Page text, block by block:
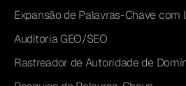
Expansão de Palavras-Chave com
Auditoria GEO/SEO
Rastreador de Autoridade de